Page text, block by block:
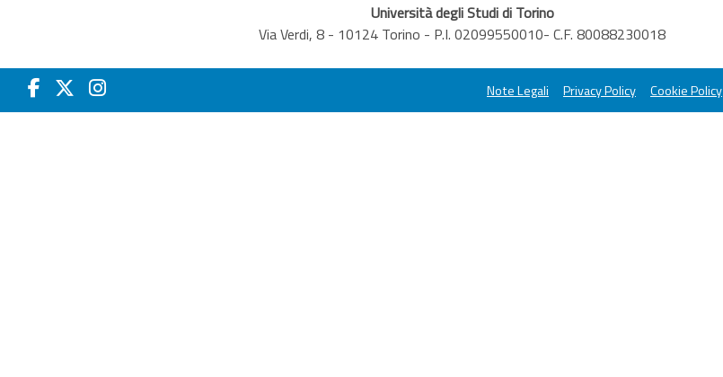
Università degli Studi di Torino
Via Verdi, 8 - 10124 Torino - P.I. 02099550010- C.F. 80088230018
Note Legali Privacy Policy Cookie Policy